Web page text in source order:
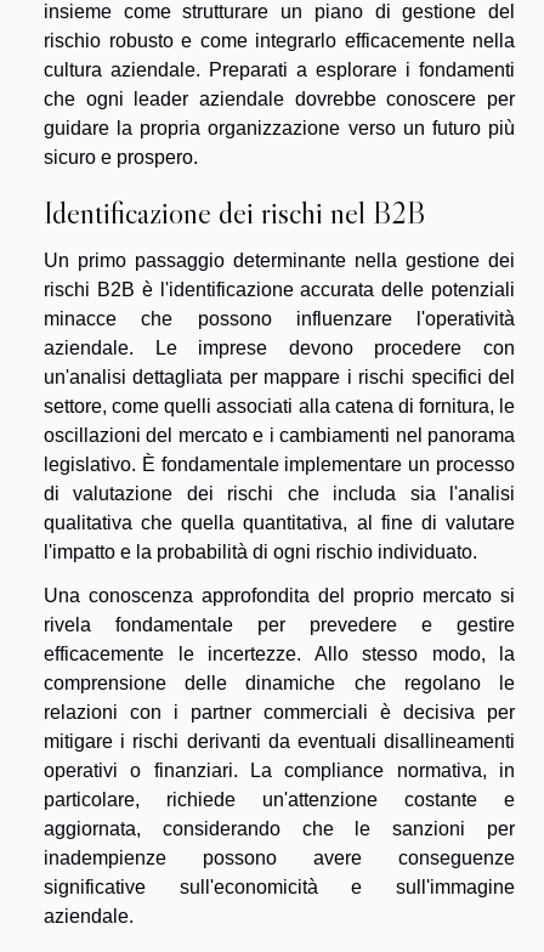
insieme come strutturare un piano di gestione del
rischio robusto e come integrarlo efficacemente nella
cultura aziendale. Preparati a esplorare i fondamenti
che ogni leader aziendale dovrebbe conoscere per
guidare la propria organizzazione verso un futuro più
sicuro e prospero.
Identificazione dei rischi nel B2B
Un primo passaggio determinante nella gestione dei
rischi B2B è l'identificazione accurata delle potenziali
minacce che possono influenzare l'operatività
aziendale. Le imprese devono procedere con
un'analisi dettagliata per mappare i rischi specifici del
settore, come quelli associati alla catena di fornitura, le
oscillazioni del mercato e i cambiamenti nel panorama
legislativo. È fondamentale implementare un processo
di valutazione dei rischi che includa sia l'analisi
qualitativa che quella quantitativa, al fine di valutare
l'impatto e la probabilità di ogni rischio individuato.
Una conoscenza approfondita del proprio mercato si
rivela fondamentale per prevedere e gestire
efficacemente le incertezze. Allo stesso modo, la
comprensione delle dinamiche che regolano le
relazioni con i partner commerciali è decisiva per
mitigare i rischi derivanti da eventuali disallineamenti
operativi o finanziari. La compliance normativa, in
particolare, richiede un'attenzione costante e
aggiornata, considerando che le sanzioni per
inadempienze possono avere conseguenze
significative sull'economicità e sull'immagine
aziendale.